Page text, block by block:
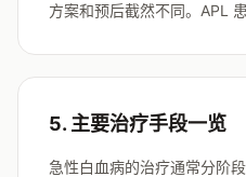
方案和预后截然不同。APL
5. 主要治疗手段一览
急性白血病的治疗通常分阶段